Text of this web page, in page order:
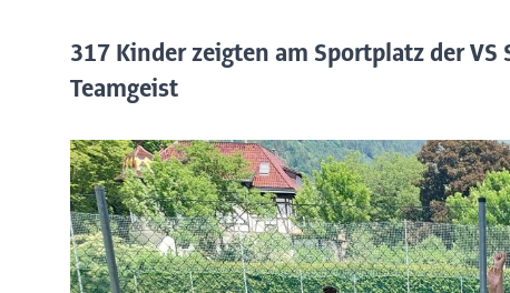
317 Kinder zeigten am Sportplatz der
Teamgeist